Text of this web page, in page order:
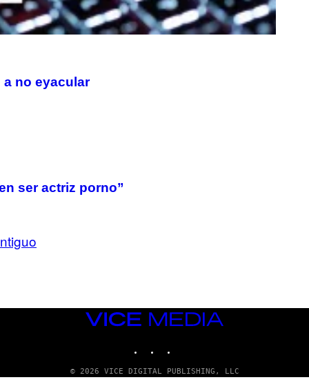
no eyacular
ser actriz porno”
VICE
MEDIA
© 2026 VICE DIGITAL PUBLISHING, LLC